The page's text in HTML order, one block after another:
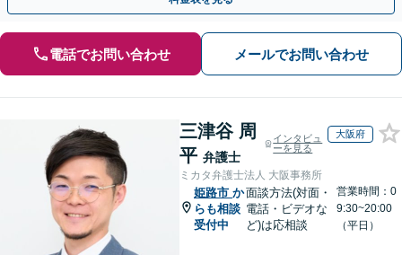
電話でお問い合わせ メールでお問い合わせ
三津谷 周
平 弁護士
インタビュ
ーを見る
大阪府
ミカタ弁護士法人 大阪事務所
姫路市 か
らも相談
受付中
面談方法(対面・
電話・ビデオな
ど)は応相談
営業時間：0
9:30~20:00
（平日）